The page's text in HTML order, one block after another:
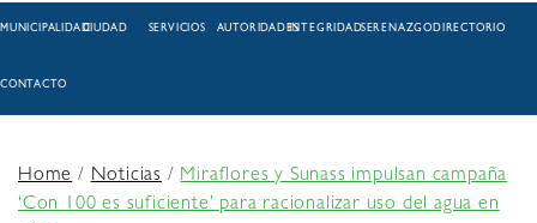
MUNICIPALIDADCIUDAD SERVICIOS AUTORIDADESINTEGRIDADSERENAZGODIRECTORIO
CONTACTO
Home/Noticias /Miraflores y Sunass impulsan campaña
‘Con 100 es suficiente’ para racionalizar uso del agua en